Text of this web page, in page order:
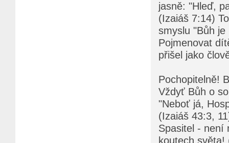
jasně: "Hleď,
(Izaiáš 7:14)
smyslu "Bůh
Pojmenovat
přišel jako
Pochopitelně!
Vždyť Bůh o
"Neboť já,
(Izaiáš 43:3,
Spasitel - není
koutech